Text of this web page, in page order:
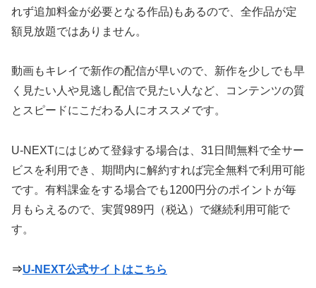
れず追加料金が必要となる作品)もあるので、全作品が定
額見放題ではありません。
動画もキレイで新作の配信が早いので、新作を少しでも早
く見たい人や見逃し配信で見たい人など、コンテンツの質
とスピードにこだわる人にオススメです。
U-NEXTにはじめて登録する場合は、31日間無料で全サー
ビスを利用でき、期間内に解約すれば完全無料で利用可能
です。有料課金をする場合でも1200円分のポイントが毎
月もらえるので、実質989円（税込）で継続利用可能で
す。
⇒U-NEXT公式サイトはこちら